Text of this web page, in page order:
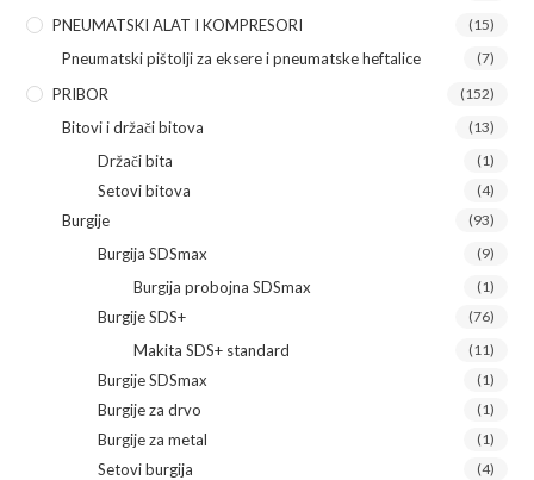
PNEUMATSKI ALAT I KOMPRESORI (15)
Pneumatski pištolji za eksere i pneumatske heftalice (7)
PRIBOR (152)
Bitovi i držači bitova (13)
Držači bita (1)
Setovi bitova (4)
Burgije (93)
Burgija SDSmax (9)
Burgija probojna SDSmax (1)
Burgije SDS+ (76)
Makita SDS+ standard (11)
Burgije SDSmax (1)
Burgije za drvo (1)
Burgije za metal (1)
Setovi burgija (4)